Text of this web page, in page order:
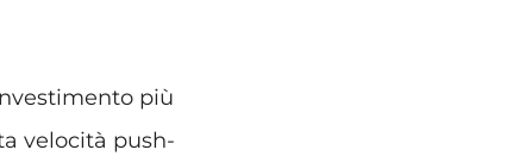
più
velocità push-